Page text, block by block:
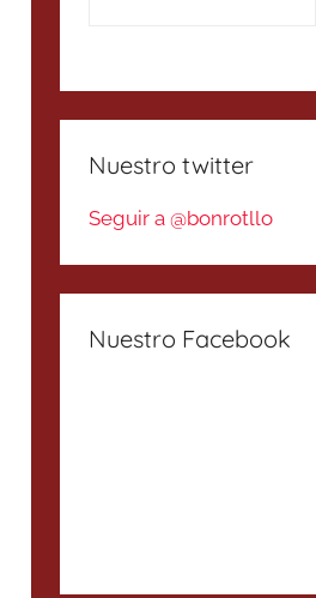
Nuestro twitter
Seguir a @bonrotllo
Nuestro Facebook